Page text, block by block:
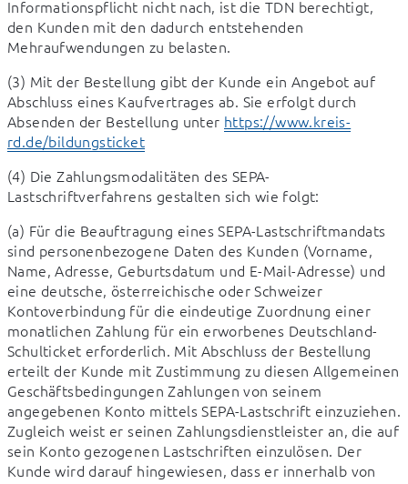
Informationspflicht nicht nach, ist die TDN berechtigt,
den Kunden mit den dadurch entstehenden
Mehraufwendungen zu belasten.
(3) Mit der Bestellung gibt der Kunde ein Angebot auf
Abschluss eines Kaufvertrages ab. Sie erfolgt durch
Absenden der Bestellung unter https://www.kreis-
rd.de/bildungsticket
(4) Die Zahlungsmodalitäten des SEPA-
Lastschriftverfahrens gestalten sich wie folgt:
(a) Für die Beauftragung eines SEPA-Lastschriftmandats
sind personenbezogene Daten des Kunden (Vorname,
Name, Adresse, Geburtsdatum und E-Mail-Adresse) und
eine deutsche, österreichische oder Schweizer
Kontoverbindung für die eindeutige Zuordnung einer
monatlichen Zahlung für ein erworbenes Deutschland-
Schulticket erforderlich. Mit Abschluss der Bestellung
erteilt der Kunde mit Zustimmung zu diesen Allgemeinen
Geschäftsbedingungen Zahlungen von seinem
angegebenen Konto mittels SEPA-Lastschrift einzuziehen.
Zugleich weist er seinen Zahlungsdienstleister an, die auf
sein Konto gezogenen Lastschriften einzulösen. Der
Kunde wird darauf hingewiesen, dass er innerhalb von